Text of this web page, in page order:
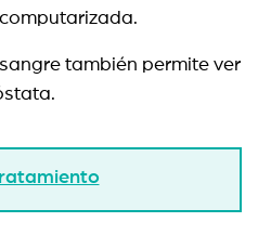
también permite ver